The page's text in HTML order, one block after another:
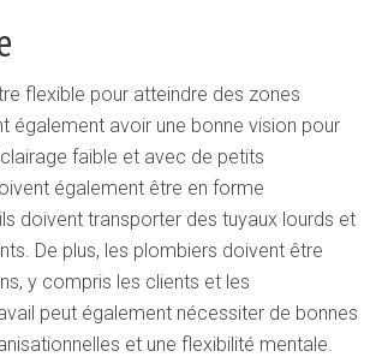
flexible pour atteindre des zones
également avoir une bonne vision pour
faible et avec de petits
également être en forme
doivent transporter des tuyaux lourds et
De plus, les plombiers doivent être
y compris les clients et les
peut également nécessiter de bonnes
et une flexibilité mentale.